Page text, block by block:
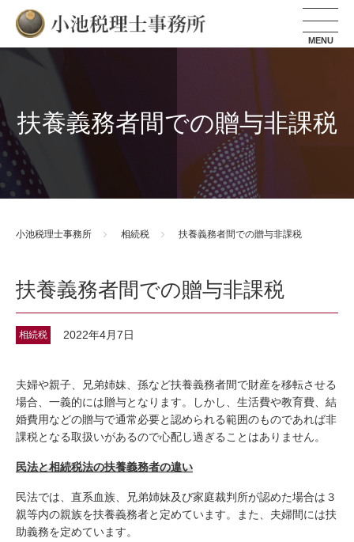
小池税理士事務所
扶養義務者間での贈与非課税
小池税理士事務所 相続税 扶養義務者間での贈与非課税
扶養義務者間での贈与非課税
相続税 2022年4月7日
夫婦や親子、兄弟姉妹、孫など扶養義務者間で財産を移転させる
場合、一義的には贈与となります。しかし、生活費や教育費、結
婚費用などの贈与で通常必要と認められる範囲のものであれば非
課税となる取扱いがあるので心配し過ぎることはありません。
民法と相続税法の扶養義務者の違い
民法では、直系血族、兄弟姉妹及び家庭裁判所が認めた場合は３
親等内の親族を扶養義務者と定めています。また、夫婦間には扶
助義務を定めています。